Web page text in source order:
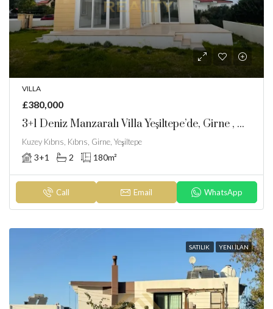
VILLA
£380,000
3+1 Deniz Manzaralı Villa Yeşiltepe’de, Girne , Kuzey Kıbrıs
Kuzey Kıbrıs, Kıbrıs, Girne, Yeşiltepe
3+1 2 180m²
Call Email WhatsApp
SATILIK YENI İLAN